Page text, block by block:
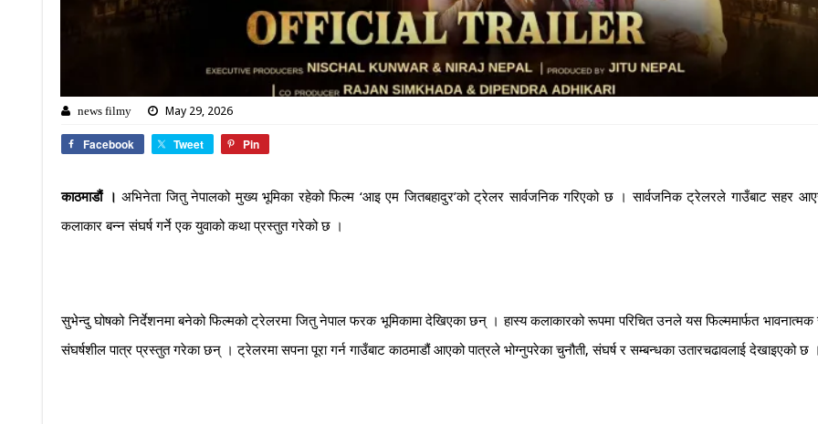
news filmy May 29, 2026
Facebook Tweet Pin
काठमाडौं । अभिनेता जितु नेपालको मुख्य भूमिका रहेको फिल्म ‘आइ एम जितबहादुर’को ट्रेलर सार्वजनिक गरिएको छ । सार्वजनिक ट्रेलरले गाउँबाट सहर
कलाकार बन्न संघर्ष गर्ने एक युवाको कथा प्रस्तुत गरेको छ ।
सुभेन्दु घोषको निर्देशनमा बनेको फिल्मको ट्रेलरमा जितु नेपाल फरक भूमिकामा देखिएका छन् । हास्य कलाकारको रूपमा परिचित उनले यस फिल्ममार्फत भावनात्मक
संघर्षशील पात्र प्रस्तुत गरेका छन् । ट्रेलरमा सपना पूरा गर्न गाउँबाट काठमाडौं आएको पात्रले भोग्नुपरेका चुनौती, संघर्ष र सम्बन्धका उतारचढावलाई देखाइएको छ ।